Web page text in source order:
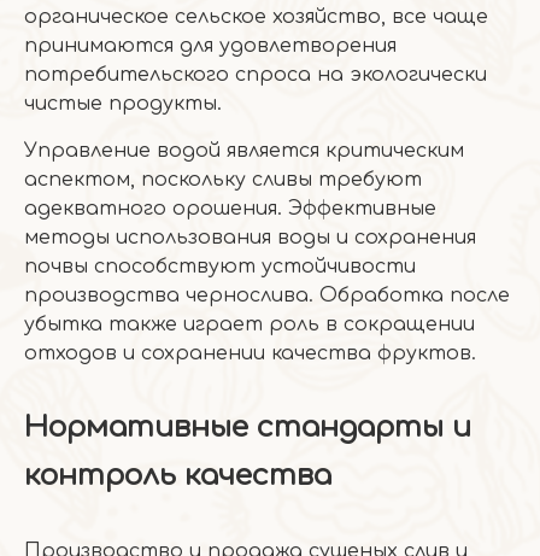
органическое сельское хозяйство, все чаще
принимаются для удовлетворения
потребительского спроса на экологически
чистые продукты.
Управление водой является критическим
аспектом, поскольку сливы требуют
адекватного орошения. Эффективные
методы использования воды и сохранения
почвы способствуют устойчивости
производства чернослива. Обработка после
убытка также играет роль в сокращении
отходов и сохранении качества фруктов.
Нормативные стандарты и
контроль качества
Производство и продажа сушеных слив и